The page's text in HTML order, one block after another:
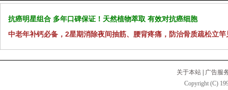
抗癌明星组合 多年口碑保证！天然植物萃取 有效对抗癌细胞
中老年补钙必备，2星期消除夜间抽筋、腰背疼痛，防治骨质疏松立竿
关于本站
广告服
Copyright (C)